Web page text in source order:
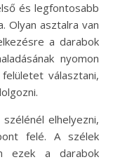
és legfontosabb
Olyan asztalra van
a darabok
nyomon
választani,
elhelyezni,
felé. A szélek
ezek a darabok